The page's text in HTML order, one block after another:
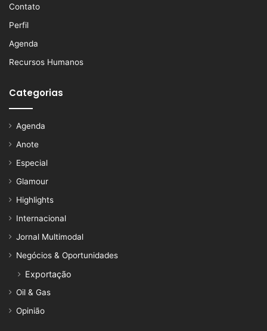
Contato
Perfil
Agenda
Recursos Humanos
Categorias
Agenda
Anote
Especial
Glamour
Highlights
Internacional
Jornal Multimodal
Negócios & Oportunidades
Exportação
Oil & Gas
Opinião